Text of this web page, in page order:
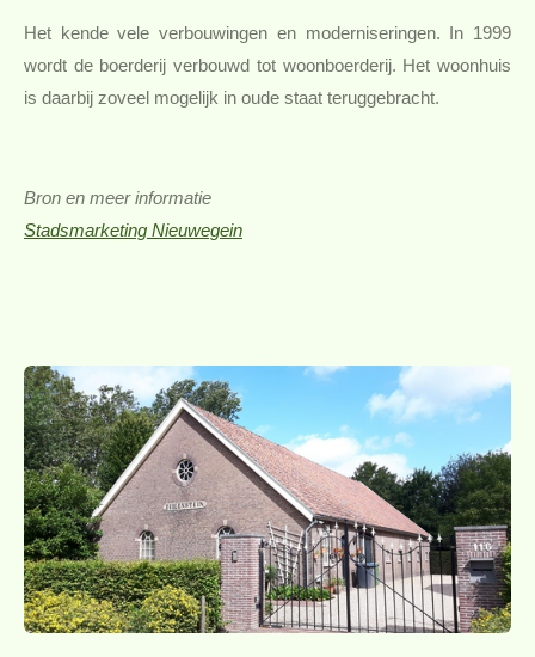
Het kende vele verbouwingen en moderniseringen. In 1999
wordt de boerderij verbouwd tot woonboerderij. Het woonhuis
is daarbij zoveel mogelijk in oude staat teruggebracht.
Bron en meer informatie
Stadsmarketing Nieuwegein